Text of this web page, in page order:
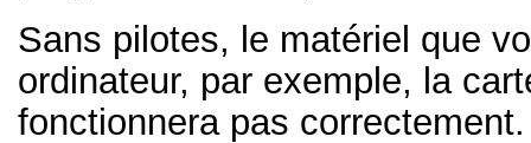
Sans pilotes, le matériel que
ordinateur, par exemple, la
fonctionnera pas correctement.